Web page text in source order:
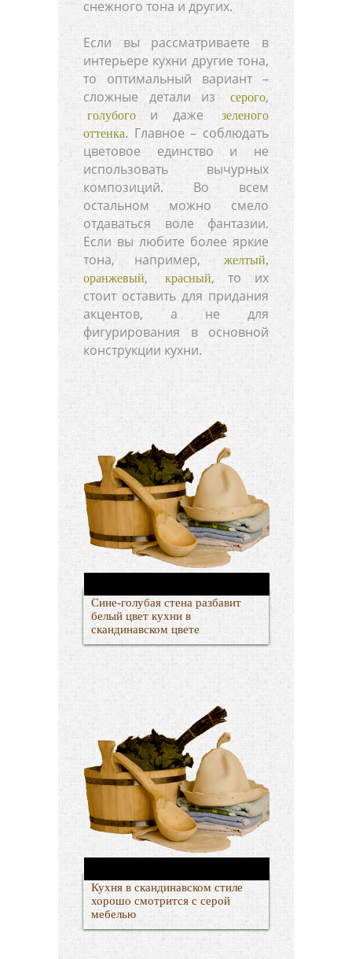
снежного тона и других.
Если вы рассматриваете в
интерьере кухни другие тона,
то оптимальный вариант –
сложные детали из
серого,
голубого и даже
зеленого
оттенка. Главное – соблюдать
цветовое единство и не
использовать вычурных
композиций. Во всем
остальном можно смело
отдаваться воле фантазии.
Если вы любите более яркие
тона, например,
желтый,
оранжевый, красный, то их
стоит оставить для придания
акцентов, а не для
фигурирования в основной
конструкции кухни.
Сине-голубая стена разбавит
белый цвет кухни в
скандинавском цвете
Кухня в скандинавском стиле
хорошо смотрится с серой
мебелью